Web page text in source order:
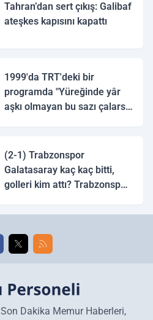
Tahran’dan sert çıkış: Galibaf
ateşkes kapısını kapattı
1999'da TRT'deki bir
programda "Yüreğinde yâr
aşkı olmayan bu sazı çalarsa
(2-1) Trabzonspor
Galatasaray kaç kaç bitti,
golleri kim attı? Trabzonspor
golleri!
Son Dakika Memur Haberleri,